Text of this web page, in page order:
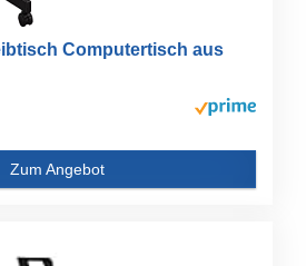
Computertisch aus
Zum Angebot